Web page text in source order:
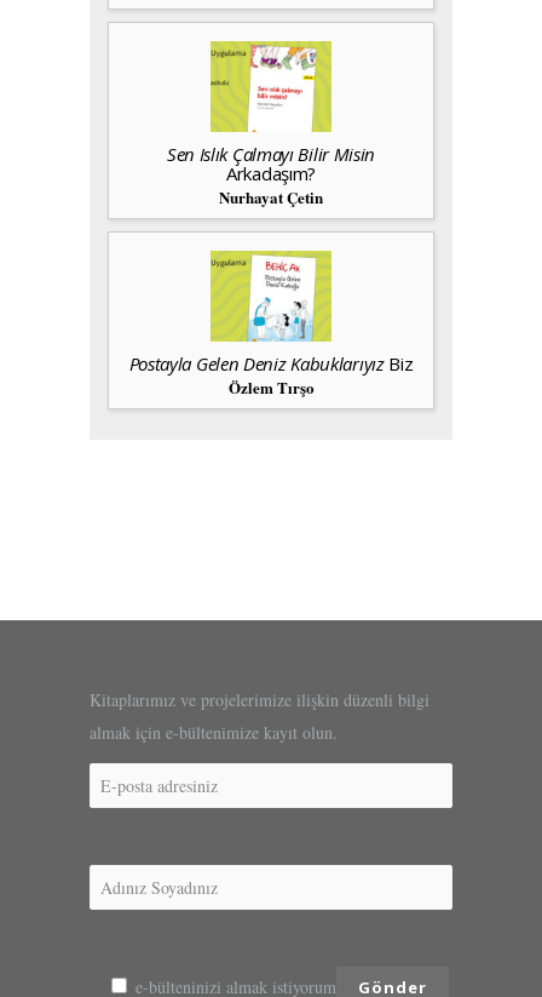
Sen Islık Çalmayı Bilir Misin
Arkadaşım?
Nurhayat Çetin
Postayla Gelen Deniz KabuklarıyızBiz
Özlem Tırşo
Kitaplarımız ve projelerimize ilişkin düzenli bilgi
almak için e-bültenimize kayıt olun.
e-bülteninizi almak istiyorum